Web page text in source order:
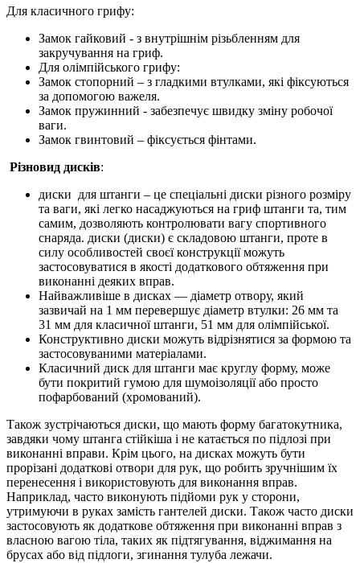
Для класичного грифу:
Замок гайковий - з внутрішнім різьбленням для
закручування на гриф.
Для олімпійського грифу:
Замок стопорний – з гладкими втулками, які фіксуються
за допомогою важеля.
Замок пружинний - забезпечує швидку зміну робочої
ваги.
Замок гвинтовий – фіксується фінтами.
Різновид дисків:
диски для штанги – це спеціальні диски різного розміру
та ваги, які легко насаджуються на гриф штанги та, тим
самим, дозволяють контролювати вагу спортивного
снаряда. диски (диски) є складовою штанги, проте в
силу особливостей своєї конструкції можуть
застосовуватися в якості додаткового обтяження при
виконанні деяких вправ.
Найважливіше в дисках — діаметр отвору, який
зазвичай на 1 мм перевершує діаметр втулки: 26 мм та
31 мм для класичної штанги, 51 мм для олімпійської.
Конструктивно диски можуть відрізнятися за формою та
застосовуваними матеріалами.
Класичний диск для штанги має круглу форму, може
бути покритий гумою для шумоізоляції або просто
пофарбований (хромований).
Також зустрічаються диски, що мають форму багатокутника,
завдяки чому штанга стійкіша і не катається по підлозі при
виконанні вправи. Крім цього, на дисках можуть бути
прорізані додаткові отвори для рук, що робить зручнішим їх
перенесення і використовують для виконання вправ.
Наприклад, часто виконують підйоми рук у сторони,
утримуючи в руках замість гантелей диски. Також часто диски
застосовують як додаткове обтяження при виконанні вправ з
власною вагою тіла, таких як підтягування, віджимання на
брусах або від підлоги, згинання тулуба лежачи.